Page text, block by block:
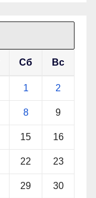
Сб Вс
1 2
8 9
15 16
22 23
29 30